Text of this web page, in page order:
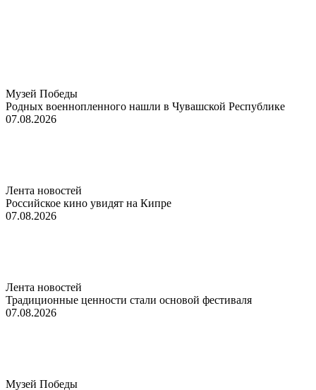
Музей Победы
Родных военнопленного нашли в Чувашской Республике
07.08.2026
Лента новостей
Российское кино увидят на Кипре
07.08.2026
Лента новостей
Традиционные ценности стали основой фестиваля
07.08.2026
Музей Победы